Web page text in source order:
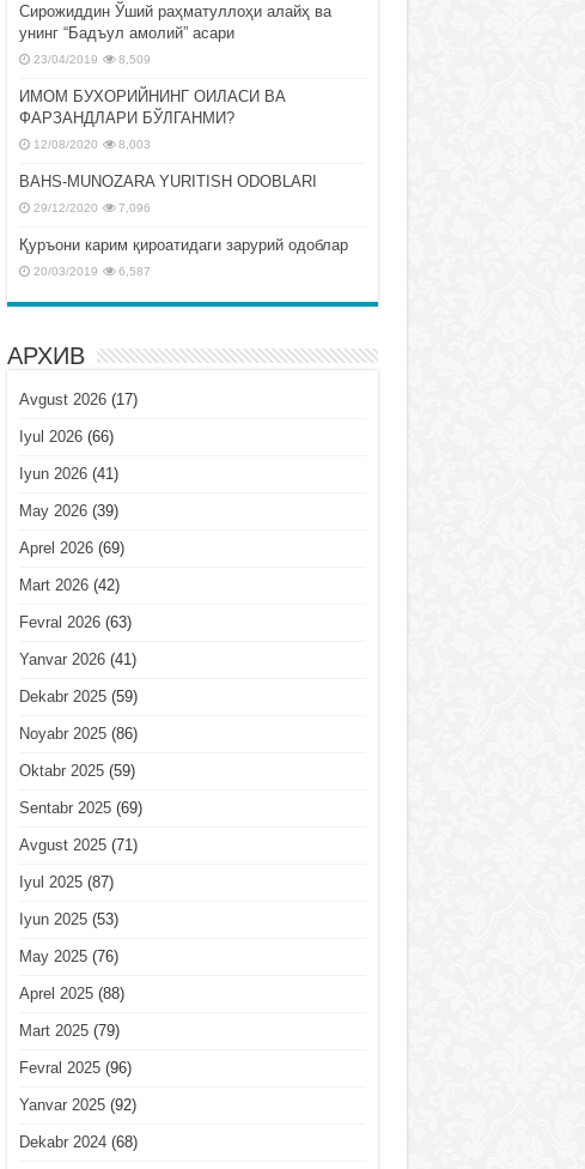
Сирожиддин Ўший раҳматуллоҳи алайҳ ва
унинг “Бадъул амолий” асари
23/04/2019 8,509
ИМОМ БУХОРИЙНИНГ ОИЛАСИ ВА
ФАРЗАНДЛАРИ БЎЛГАНМИ?
12/08/2020 8,003
BAHS-MUNOZARA YURITISH ODOBLARI
29/12/2020 7,096
Қуръони карим қироатидаги зарурий одоблар
20/03/2019 6,587
АРХИВ
Avgust 2026(17)
Iyul 2026(66)
Iyun 2026(41)
May 2026(39)
Aprel 2026(69)
Mart 2026(42)
Fevral 2026(63)
Yanvar 2026(41)
Dekabr 2025(59)
Noyabr 2025(86)
Oktabr 2025(59)
Sentabr 2025(69)
Avgust 2025(71)
Iyul 2025(87)
Iyun 2025(53)
May 2025(76)
Aprel 2025(88)
Mart 2025(79)
Fevral 2025(96)
Yanvar 2025(92)
Dekabr 2024(68)